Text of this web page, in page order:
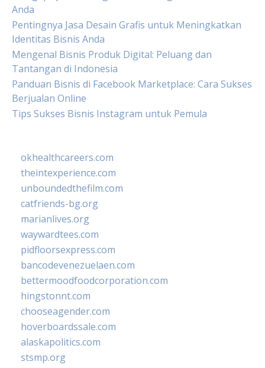
Anda
Pentingnya Jasa Desain Grafis untuk Meningkatkan
Identitas Bisnis Anda
Mengenal Bisnis Produk Digital: Peluang dan
Tantangan di Indonesia
Panduan Bisnis di Facebook Marketplace: Cara Sukses
Berjualan Online
Tips Sukses Bisnis Instagram untuk Pemula
okhealthcareers.com
theintexperience.com
unboundedthefilm.com
catfriends-bg.org
marianlives.org
waywardtees.com
pidfloorsexpress.com
bancodevenezuelaen.com
bettermoodfoodcorporation.com
hingstonnt.com
chooseagender.com
hoverboardssale.com
alaskapolitics.com
stsmp.org